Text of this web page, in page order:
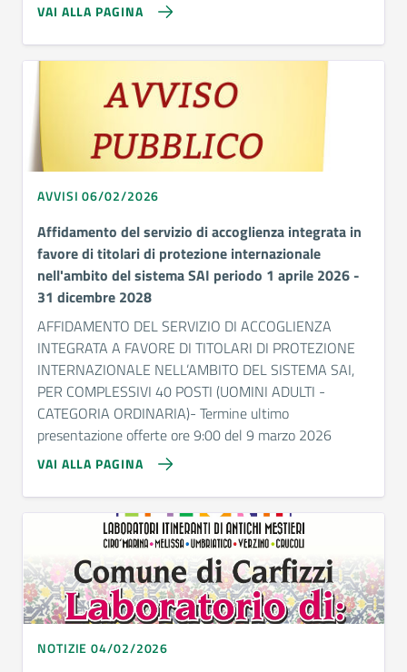
VAI ALLA PAGINA
AVVISI 06/02/2026
Affidamento del servizio di accoglienza integrata in
favore di titolari di protezione internazionale
nell'ambito del sistema SAI periodo 1 aprile 2026 -
31 dicembre 2028
AFFIDAMENTO DEL SERVIZIO DI ACCOGLIENZA
INTEGRATA A FAVORE DI TITOLARI DI PROTEZIONE
INTERNAZIONALE NELL’AMBITO DEL SISTEMA SAI,
PER COMPLESSIVI 40 POSTI (UOMINI ADULTI -
CATEGORIA ORDINARIA)- Termine ultimo
presentazione offerte ore 9:00 del 9 marzo 2026
VAI ALLA PAGINA
NOTIZIE 04/02/2026